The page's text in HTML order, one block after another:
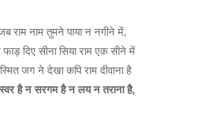
राम नाम तुमने पाया न नगीने में,
दिए सीना सिया राम एक सीने में
जग ने देखा कपि राम दीवाना है
है न सरगम है न लय न तराना है,